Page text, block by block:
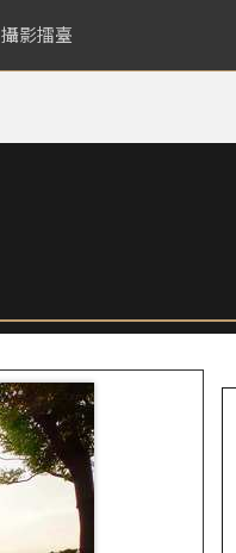
攝影擂臺